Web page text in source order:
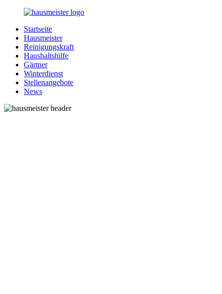
Zurück
Inhalt
Hausmeister.de
Alles
rund
Ihren
Haushalt
Startseite
Hausmeister
Reinigungskraft
Haushaltshilfe
Gärtner
Winterdienst
Stellenangebote
News